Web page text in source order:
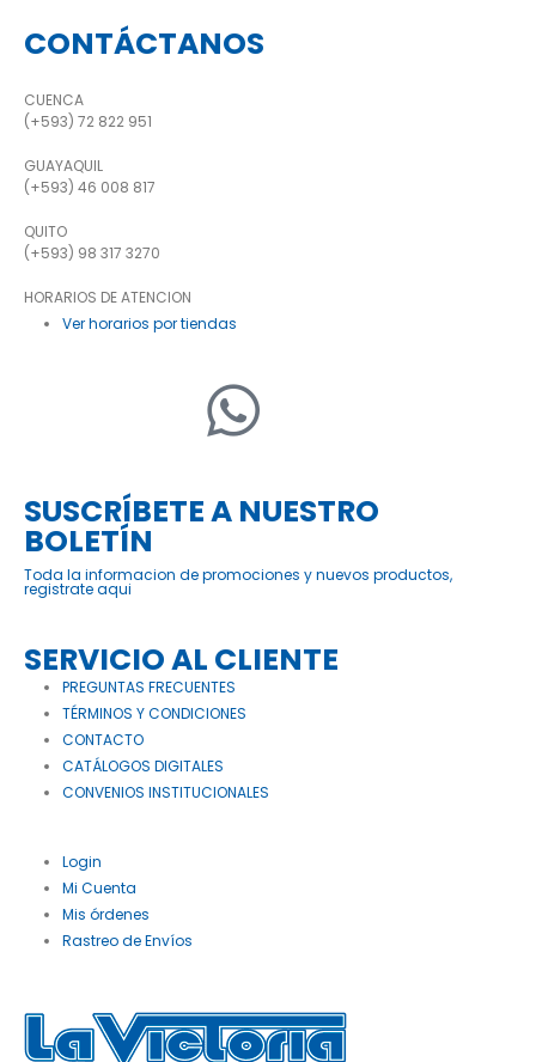
CONTÁCTANOS
CUENCA
(+593) 72 822 951
GUAYAQUIL
(+593) 46 008 817
QUITO
(+593) 98 317 3270
HORARIOS DE ATENCION
Ver horarios por tiendas
SUSCRÍBETE A NUESTRO
BOLETÍN
Toda la informacion de promociones y nuevos productos,
registrate aqui
SERVICIO AL CLIENTE
PREGUNTAS FRECUENTES
TÉRMINOS Y CONDICIONES
CONTACTO
CATÁLOGOS DIGITALES
CONVENIOS INSTITUCIONALES
Login
Mi Cuenta
Mis órdenes
Rastreo de Envíos